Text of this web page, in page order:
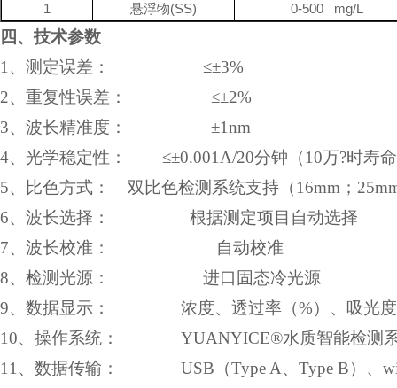
1
悬浮物(SS) 0-500 mg/L
四、技术参数
1 、测定误差： ≤±3%
2、重复性误差： ≤±2%
3、波长精准度： ±1nm
4、光学稳定性： ≤±0.001A/20分钟（10万?时寿
5、比色方式： 双比色检测系统支持（16mm ；
6、波长选择：
根据测定项目自动选择
7、波长校准：
自动校准
8、检测光源：
进口固态冷光源
9、数据显示： 浓度、透过率（%）、吸光
10、操作系统： YUANYICE®水质智能检测
11 、数据传输： USB （Type A、 Type B）、